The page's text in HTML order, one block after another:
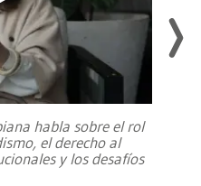
habla sobre el rol
el derecho al
y los desafíos